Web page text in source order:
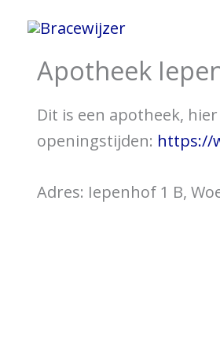
naar
Apotheek
Dit is een apotheek,
openingstijden: https://
Adres: Iepenhof 1 B,